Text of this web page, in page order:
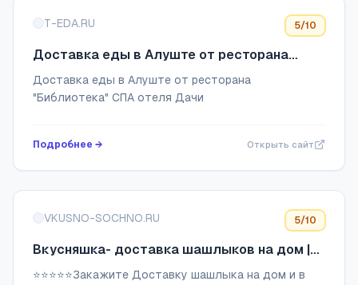
T-EDA.RU 5/10
Доставка еды в Алуште от ресторана
"Библиотека" СПА отеля Дачи
Доставка еды в Алуште от ресторана
"Библиотека" СПА отеля Дачи
Подробнее → Открыть сайт
VKUSNO-SOCHNO.RU 5/10
Вкусняшка- доставка шашлыков на дом |
Доставка шашлыка от "Вкусно и сочно"
⭐⭐⭐⭐⭐Закажите Доставку шашлыка на дом и в